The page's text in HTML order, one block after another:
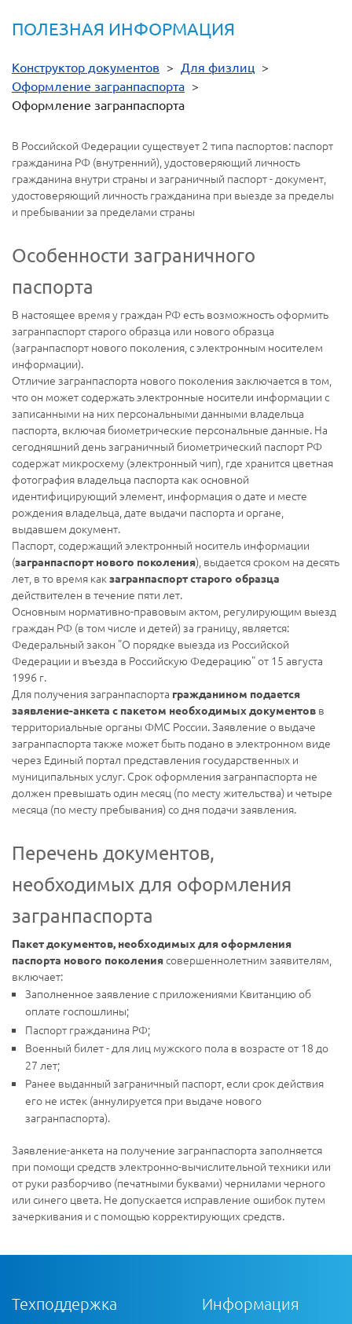
ПОЛЕЗНАЯ ИНФОРМАЦИЯ
Конструктор документов > Для физлиц >
Оформление загранпаспорта >
Оформление загранпаспорта
В Российской Федерации существует 2 типа паспортов: паспорт
гражданина РФ (внутренний), удостоверяющий личность
гражданина внутри страны и заграничный паспорт - документ,
удостоверяющий личность гражданина при выезде за пределы
и пребывании за пределами страны
Особенности заграничного
паспорта
В настоящее время у граждан РФ есть возможность оформить
загранпаспорт старого образца или нового образца
(загранпаспорт нового поколения, с электронным носителем
информации).
Отличие загранпаспорта нового поколения заключается в том,
что он может содержать электронные носители информации с
записанными на них персональными данными владельца
паспорта, включая биометрические персональные данные. На
сегодняшний день заграничный биометрический паспорт РФ
содержат микросхему (электронный чип), где хранится цветная
фотография владельца паспорта как основной
идентифицирующий элемент, информация о дате и месте
рождения владельца, дате выдачи паспорта и органе,
выдавшем документ.
Паспорт, содержащий электронный носитель информации
(загранпаспорт нового поколения), выдается сроком на десять
лет, в то время какзагранпаспорт старого образца
действителен в течение пяти лет.
Основным нормативно-правовым актом, регулирующим выезд
граждан РФ (в том числе и детей) за границу, является:
Федеральный закон "О порядке выезда из Российской
Федерации и въезда в Российскую Федерацию" от 15 августа
1996 г.
Для получения загранпаспорта гражданином подается
заявление-анкета с пакетом необходимых документов в
территориальные органы ФМС России. Заявление о выдаче
загранпаспорта также может быть подано в электронном виде
через Единый портал представления государственных и
муниципальных услуг. Срок оформления загранпаспорта не
должен превышать один месяц (по месту жительства) и четыре
месяца (по месту пребывания) со дня подачи заявления.
Перечень документов,
необходимых для оформления
загранпаспорта
Пакет документов, необходимых для оформления
паспорта нового поколениясовершеннолетним заявителям,
включает:
Заполненное заявление с приложениями Квитанцию об
оплате госпошлины;
Паспорт гражданина РФ;
Военный билет - для лиц мужского пола в возрасте от 18 до
27 лет;
Ранее выданный заграничный паспорт, если срок действия
его не истек (аннулируется при выдаче нового
загранпаспорта).
Заявление-анкета на получение загранпаспорта заполняется
при помощи средств электронно-вычислительной техники или
от руки разборчиво (печатными буквами) чернилами черного
или синего цвета. Не допускается исправление ошибок путем
зачеркивания и с помощью корректирующих средств.
Техподдержка Информация